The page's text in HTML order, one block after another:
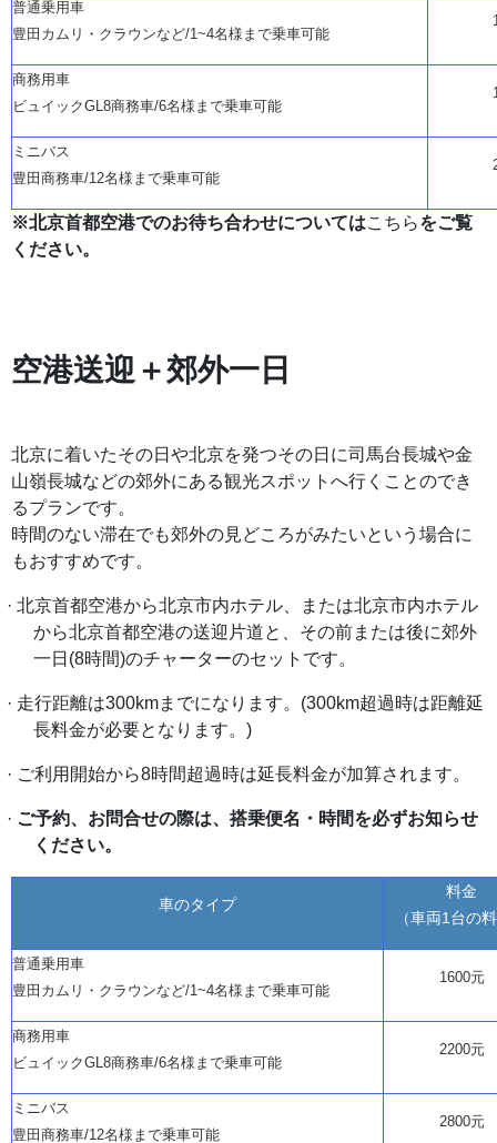
普通乗用車
豊田カムリ・クラウンなど/1~4名様まで乗車可能
商務用車
ビュイックGL8商務車/6名様まで乗車可能
ミニバス
豊田商務車/12名様まで乗車可能
※北京首都空港でのお待ち合わせについてはこちらをご覧
ください。
空港送迎＋郊外一日
北京に着いたその日や北京を発つその日に司馬台長城や金
山嶺長城などの郊外にある観光スポットへ行くことのでき
るプランです。
時間のない滞在でも郊外の見どころがみたいという場合に
もおすすめです。
· 北京首都空港から北京市内ホテル、または北京市内ホテル
から北京首都空港の送迎片道と、その前または後に郊外
一日 (8時間)のチャーターのセットです。
· 走行距離は300kmまでになります。(300km超過時は距離延
長料金が必要となります。)
· ご利用開始から8時間超過時は延長料金が加算されます。
· ご予約、お問合せの際は、搭乗便名・時間を必ずお知らせ
ください。
車のタイプ
料金
（車両1台の
普通乗用車
豊田カムリ・クラウンなど/1~4名様まで乗車可能
1600元
商務用車
ビュイックGL8商務車/6名様まで乗車可能
2200元
ミニバス
豊田商務車/12名様まで乗車可能
2800元